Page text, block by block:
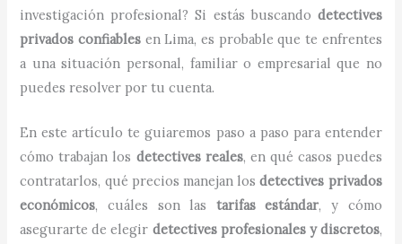
investigación profesional? Si estás buscando detectives
privados confiables en Lima, es probable que te enfrentes
a una situación personal, familiar o empresarial que no
puedes resolver por tu cuenta.
En este artículo te guiaremos paso a paso para entender
cómo trabajan los detectives reales, en qué casos puedes
contratarlos, qué precios manejan losdetectives privados
económicos, cuáles son las tarifas estándar, y cómo
asegurarte de elegir detectives profesionales y discretos,